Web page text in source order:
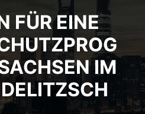
FÜR EINE
IM